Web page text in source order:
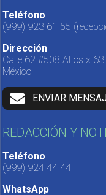
Teléfono
(999) 923 61 55
Dirección
Calle 62 #508 Altos x
México.
ENVIAR
REDACCIÓN Y
Teléfono
(999) 924 44 44
WhatsApp